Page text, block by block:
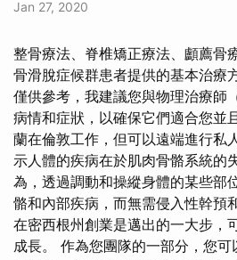
Jan 27, 2020
整骨療法、脊椎矯正療法、顱薦骨
骨滑脫症候群患者提供的基本治療
僅供參考，我建議您與物理治療師
病情和症狀，以確保它們適合您並
蘭在倫敦工作，但可以遠端進行私
示人體的疾病在於肌肉骨骼系統的
為，透過調動和操縱身體的某些部
骼和內部疾病，而無需侵入性幹預
在密西根州創業是邁出的一大步，
成長。 作為您團隊的一部分，您